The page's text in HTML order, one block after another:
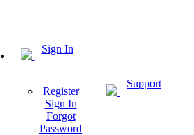
Sign In
Register
Sign In
Forgot
Password
Support